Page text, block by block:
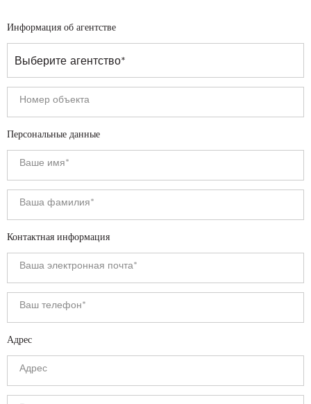
Информация об агентстве
Персональные данные
Контактная информация
Адрес